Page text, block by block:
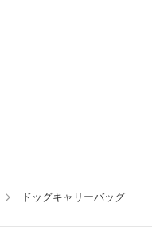
ドッグキャリーバッグ